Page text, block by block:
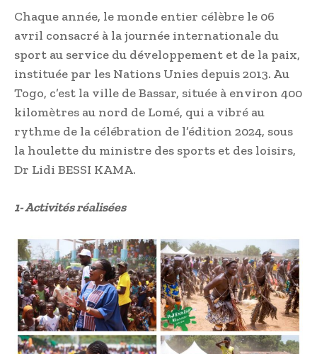
Chaque année, le monde entier célèbre le 06
avril consacré à la journée internationale du
sport au service du développement et de la paix,
instituée par les Nations Unies depuis 2013. Au
Togo, c’est la ville de Bassar, située à environ 400
kilomètres au nord de Lomé, qui a vibré au
rythme de la célébration de l’édition 2024, sous
la houlette du ministre des sports et des loisirs,
Dr Lidi BESSI KAMA.
1- Activités réalisées